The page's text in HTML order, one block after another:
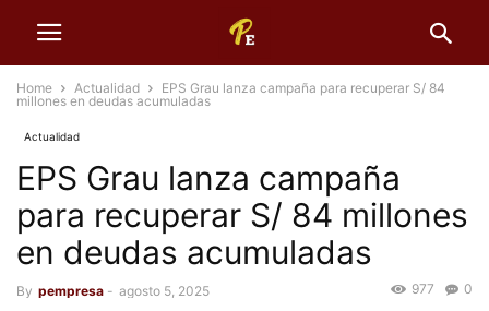
Home Actualidad
EPS Grau lanza campaña para recuperar S/ 84
millones en deudas acumuladas
Actualidad
EPS Grau lanza campaña
para recuperar S/ 84 millones
en deudas acumuladas
By pempresa - agosto 5, 2025 0
977